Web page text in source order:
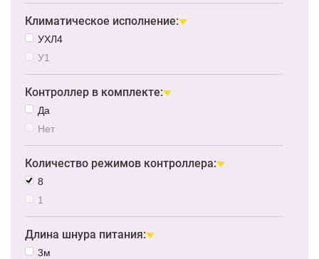
Климатическое исполнение:
УХЛ4
У1
Контроллер в комплекте:
Да
Нет
Количество режимов контроллера:
8
1
Длина шнура питания:
3м